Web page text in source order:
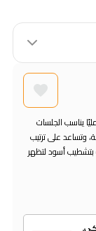
يناسب الجلسات
وتساعد على ترتيب
بتشطيب أسود لتظهر